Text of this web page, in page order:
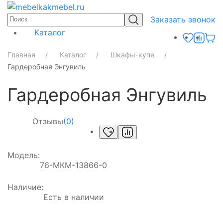
Заказать звонок
Каталог
Главная Каталог
Шкафы-купе
Гардеробная Энгувиль
Гардеробная Энгувиль
Отзывы(0)
Модель:
76-МКМ-13866-0
Наличие:
Есть в наличии